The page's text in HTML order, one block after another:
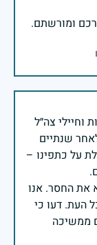
ומורשתם.
וחיילי צה״ל
שנתיים
על כתפינו –
את החסר. אנו
העת. דעו כי
ממשיכה